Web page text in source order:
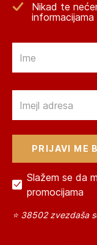
Nikad te
informacijama
Slažem se da
promocijama
⭐ 38502 zvezdaša